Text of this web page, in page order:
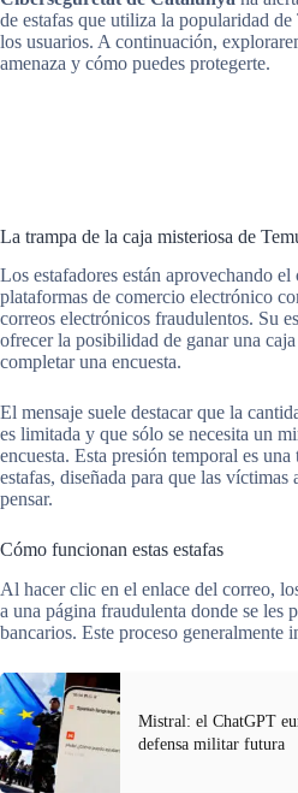
de estafas que utiliza la popularidad de
los usuarios. A continuación,
amenaza y cómo puedes protegerte.
La trampa de la caja misteriosa de
Los estafadores están aprovechando el
plataformas de comercio electrónico
correos electrónicos fraudulentos. Su
ofrecer la posibilidad de ganar una
completar una encuesta.
El mensaje suele destacar que la
es limitada y que sólo se necesita un
encuesta. Esta presión temporal es
estafas, diseñada para que las víctimas
pensar.
Cómo funcionan estas estafas
Al hacer clic en el enlace del correo,
a una página fraudulenta donde se les
bancarios. Este proceso generalmente
Mistral: el ChatGPT
defensa militar futura